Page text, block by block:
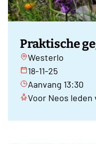
Praktische
Westerlo
18-11-25
Aanvang 13:30
Voor Neos leden